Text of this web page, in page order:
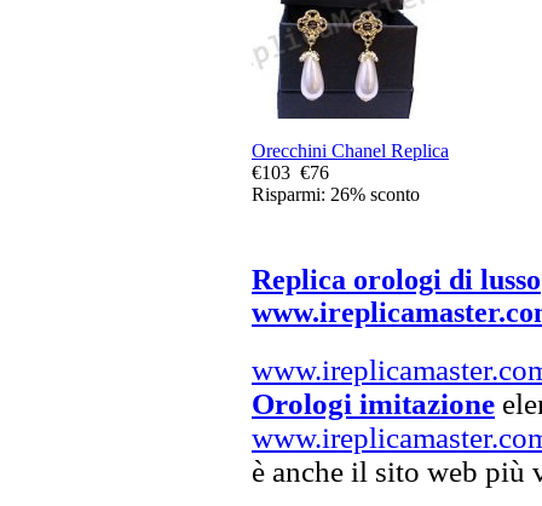
Orecchini Chanel Replica
€103 €76
Risparmi: 26% sconto
Replica orologi di lusso
Orologi imitazione
è anche il sito web più